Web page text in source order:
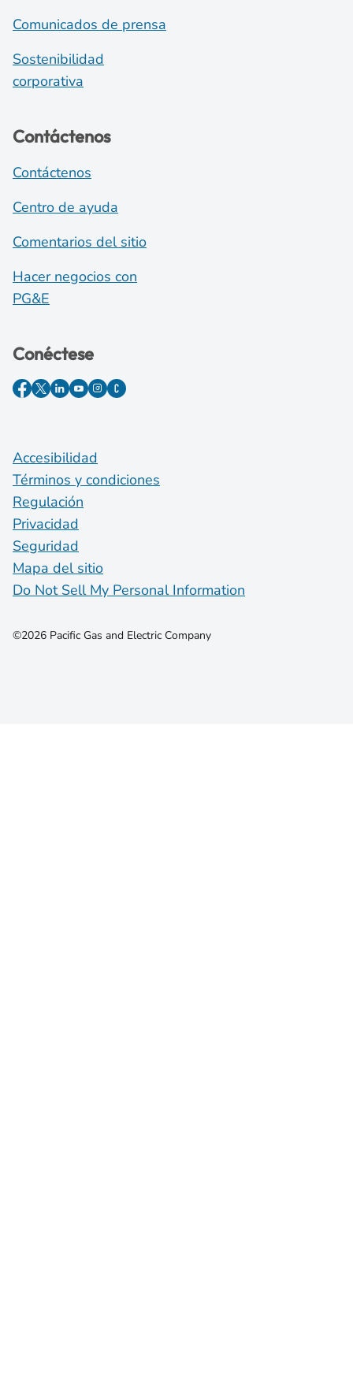
Comunicados de prensa
Sostenibilidad
corporativa
Contáctenos
Contáctenos
Centro de ayuda
Comentarios del sitio
Hacer negocios con
PG&E
Conéctese
Accesibilidad
Términos y condiciones
Regulación
Privacidad
Seguridad
Mapa del sitio
Do Not Sell My Personal Information
©2026 Pacific Gas and Electric Company